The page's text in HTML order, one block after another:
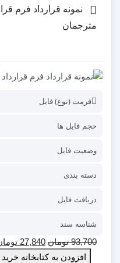
نمونه قرارداد فرم
مترجمان
فرمت (نوع) فایل
حجم فایل ها
وضعیت فایل
دسته بندی
دریافت فایل
شناسه سند
93,700 تومان 27,840
افزودن به کتابخانه